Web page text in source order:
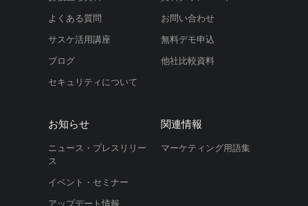
よくある質問
サスケ活用講座
ブログ
セキュリティについて
お問い合わせ
無料デモ申込
他社比較資料
お知らせ
ニュース・プレスリリー
ス
イベント・セミナー
アップデート情報
関連情報
マーケティング用語集